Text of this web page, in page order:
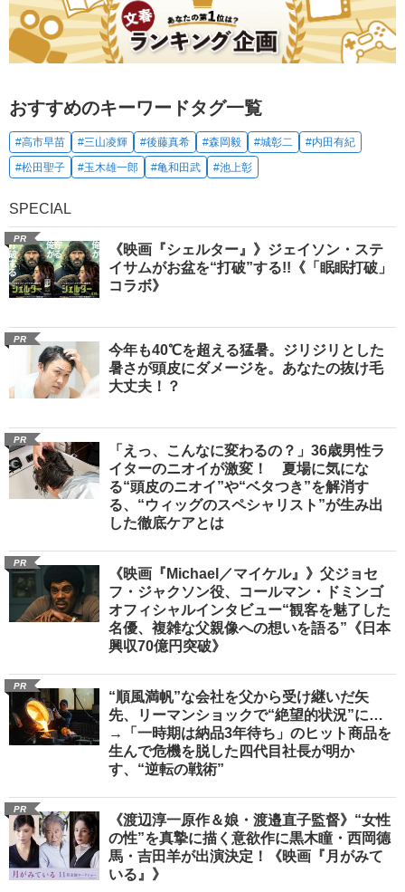
おすすめのキーワードタグ一覧
#高市早苗 #三山凌輝 #後藤真希 #森岡毅 #城彰二
#内田有紀
#松田聖子
#玉木雄一郎 #亀和田武 #池上彰
SPECIAL
PR
《映画『シェルター』》ジェイソン・ステ
イサムがお盆を“打破”する!!《「眠眠打破」
コラボ》
PR
今年も40℃を超える猛暑。ジリジリとした
暑さが頭皮にダメージを。あなたの抜け毛
大丈夫！？
PR
「えっ、こんなに変わるの？」36歳男性ラ
イターのニオイが激変！ 夏場に気にな
る“頭皮のニオイ”や“ベタつき”を解消す
る、“ウィッグのスペシャリスト”が生み出
した徹底ケアとは
PR
《映画『Michael／マイケル』》父ジョセ
フ・ジャクソン役、コールマン・ドミンゴ
オフィシャルインタビュー“観客を魅了した
名優、複雑な父親像への想いを語る”《日本
興収70億円突破》
PR
“順風満帆”な会社を父から受け継いだ矢
先、リーマンショックで“絶望的状況”に…
→「一時期は納品3年待ち」のヒット商品を
生んで危機を脱した四代目社長が明か
す、“逆転の戦術”
PR
《渡辺淳一原作＆娘・渡邉直子監督》“女性
の性”を真摯に描く意欲作に黒木瞳・西岡德
馬・吉田羊が出演決定！《映画『月がみて
いる』》